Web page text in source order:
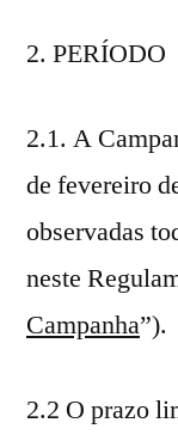
PERÍODO
2.1. A
de fevereiro
observadas
neste
Campanha”).
2.2 O prazo